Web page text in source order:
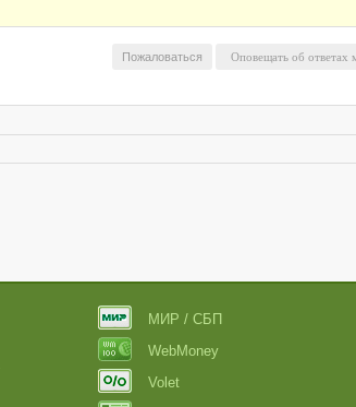
Пожаловаться
МИР / СБП
WebMoney
Volet